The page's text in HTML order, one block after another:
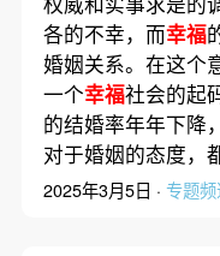
各的不幸，而幸福
婚姻关系。在这个
一个幸福社会的起
的结婚率年年下降
对于婚姻的态度
2025年3月5日 · 专题